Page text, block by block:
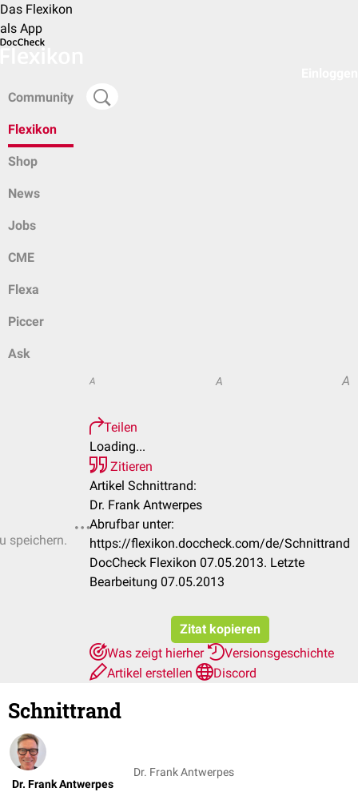
Das Flexikon
als App
Community
Flexikon
Shop
News
Jobs
CME
Flexa
Piccer
Ask
speichern.
A A A
Teilen
Loading...
Zitieren
Artikel Schnittrand:
Dr. Frank Antwerpes
Abrufbar unter:
https://flexikon.doccheck.com/de/Schnittrand
DocCheck Flexikon 07.05.2013. Letzte
Bearbeitung 07.05.2013
Zitat kopieren
Was zeigt hierher
Versionsgeschichte
Artikel erstellen
Discord
Schnittrand
Dr. Frank Antwerpes
Dr. Frank Antwerpes